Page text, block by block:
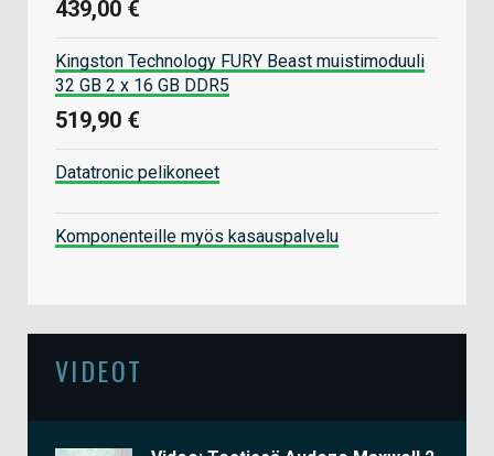
439,00 €
Kingston Technology FURY Beast muistimoduuli
32 GB 2 x 16 GB DDR5
519,90 €
Datatronic pelikoneet
Komponenteille myös kasauspalvelu
VIDEOT